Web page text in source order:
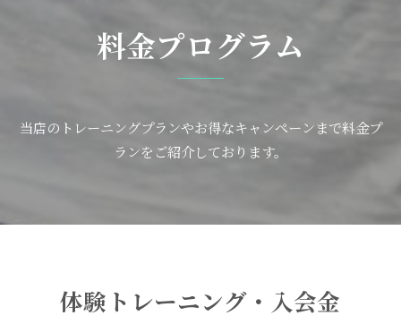
料金プログラム
当店のトレーニングプランやお得なキャンペーンまで料金プ
ランをご紹介しております。
体験トレーニング・入会金